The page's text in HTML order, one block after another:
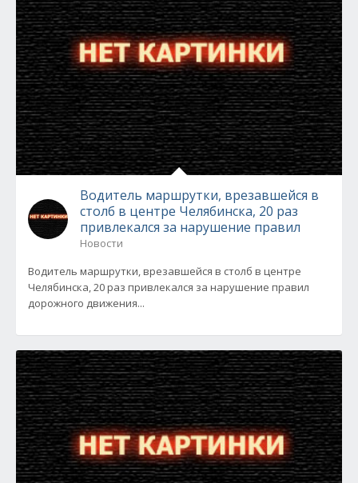
Водитель маршрутки, врезавшейся в
столб в центре Челябинска, 20 раз
привлекался за нарушение правил
Новости
Водитель маршрутки, врезавшейся в столб в центре
Челябинска, 20 раз привлекался за нарушение правил
дорожного движения...